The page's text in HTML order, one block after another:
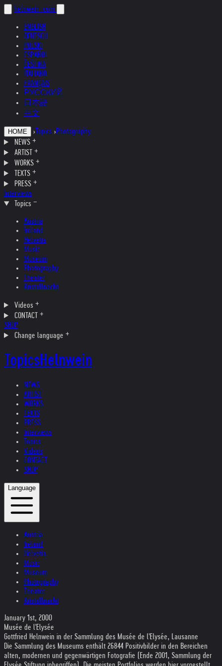
helnwein .com
ENGLISH
DEUTSCH
POLSKI
ESPAÑOL
ČEŠTINA
ITALIANO
FRANÇAIS
РУССКИЙ
日本語
中文
HOME › Topics ›Photography
NEWS
ARTIST
WORKS
TEXTS
PRESS
Interviews
Topics
Austria
Ireland
Helvetia
Music
Museum
Photography
Theater
Kristallnacht
Videos
CONTACT
SHOP
Change language
TopicsHelnwein
NEWS
ARTIST
WORKS
TEXTS
PRESS
Interviews
Topics
Videos
CONTACT
SHOP
Language
Austria
Ireland
Helvetia
Music
Museum
Photography
Theater
Kristallnacht
January 1st, 2000
Musée de l'Elysée
Gottfried Helnwein in der Sammlung des Musée de l'Elysée, Lausanne
Die Sammlung des Museums enthält 26844 Positivbilder in den Bereichen
alten, modernen und gegenwärtigen Fotografie (Ende 2001, Sammlung der